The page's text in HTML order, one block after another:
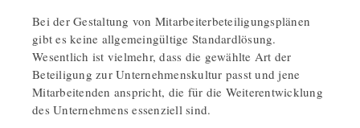
Bei der Gestaltung von Mitarbeiterbeteiligungsplänen
gibt es keine allgemeingültige Standardlösung.
Wesentlich ist vielmehr, dass die gewählte Art der
Beteiligung zur Unternehmenskultur passt und jene
Mitarbeitenden anspricht, die für die Weiterentwicklung
des Unternehmens essenziell sind.